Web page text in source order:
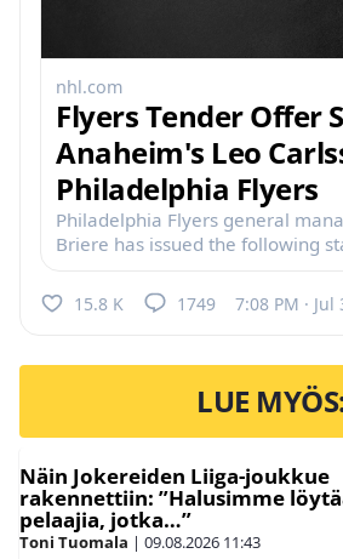
nhl.com
Flyers Tender Offer
Anaheim's Leo
Philadelphia Flyers
Philadelphia Flyers general
Briere has issued the following
15.8 K 1749 7:08 PM · Jul
LUE
Näin Jokereiden Liiga-joukkue
rakennettiin: ”Halusimme
pelaajia, jotka…”
Toni Tuomala | 09.08.2026 11:43